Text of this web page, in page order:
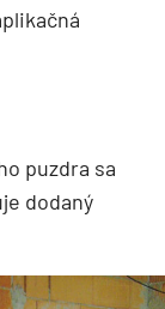
puzdra sa
dodaný